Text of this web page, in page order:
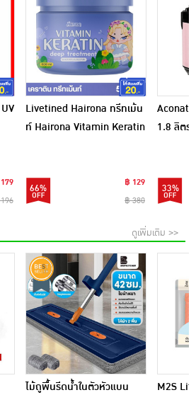
Livetined Hairona ทรีทเม้น
ท์ Hairona Vitamin Keratin
66%
฿ 129
฿ 380
1.8 ลิตร
33%
ดูเพิ่มเติม >>
ไม้ถูพื้นรีดน้ำในตัวหัวแบน
M2S